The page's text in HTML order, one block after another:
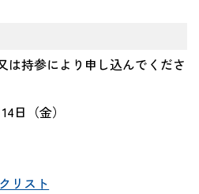
は持参により申し込んでくださ
日（金）
リスト